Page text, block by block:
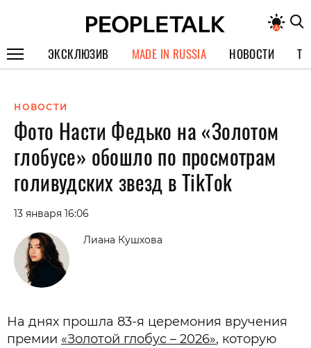
ЭКСКЛЮЗИВ
СПЕЦПРОЕКТЫ
ИНТЕРВЬЮ
ПОКОЛЕНИЕ
MADE IN RUSSIA НОВОСТИ
НОВОСТИ
Фото Насти Федько на «Золотом
глобусе» обошло по просмотрам
голивудских звезд в TikTok
13 января 16:06
Лиана Кушхова
На днях прошла 83-я церемония вручения
премии «Золотой глобус – 2026», которую